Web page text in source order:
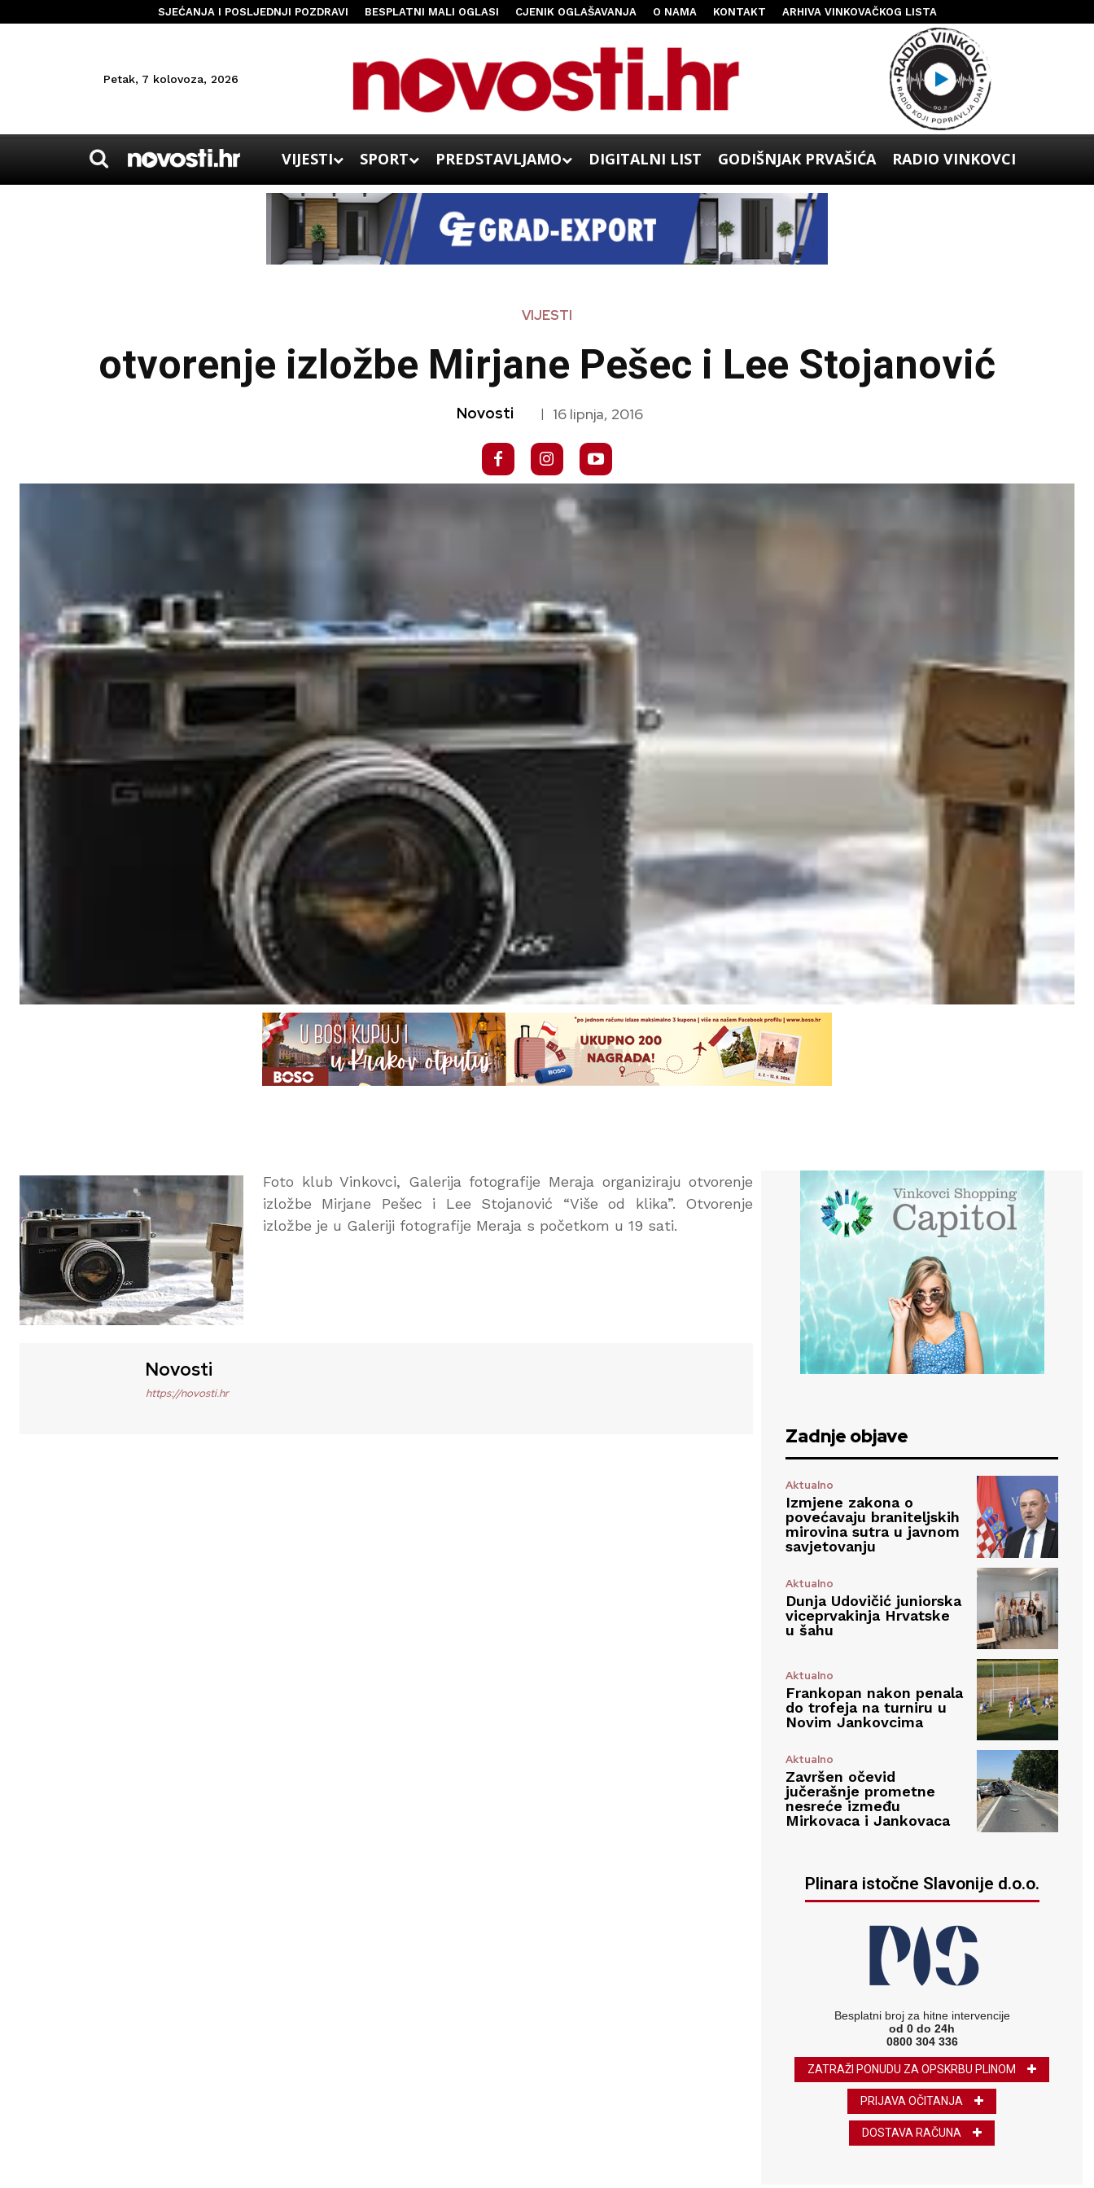
SJEĆANJA I POSLJEDNJI POZDRAVI BESPLATNI MALI OGLASI CJENIK OGLAŠAVANJA O NAMA KONTAKT ARHIVA VINKOVAČKOG LISTA
Petak, 7 kolovoza, 2026
VIJESTI SPORT PREDSTAVLJAMO DIGITALNI LIST GODIŠNJAK PRVAŠIĆA RADIO VINKOVCI
VIJESTI
otvorenje izložbe Mirjane Pešec i Lee Stojanović
Novosti | 16 lipnja, 2016
Foto klub Vinkovci, Galerija fotografije Meraja organiziraju otvorenje
izložbe Mirjane Pešec i Lee Stojanović “Više od klika”. Otvorenje
izložbe je u Galeriji fotografije Meraja s početkom u 19 sati.
Novosti
https://novosti.hr
Zadnje objave
Aktualno
Izmjene zakona o
povećavaju braniteljskih
mirovina sutra u javnom
savjetovanju
Aktualno
Dunja Udovičić juniorska
viceprvakinja Hrvatske
u šahu
Aktualno
Frankopan nakon penala
do trofeja na turniru u
Novim Jankovcima
Aktualno
Završen očevid
jučerašnje prometne
nesreće između
Mirkovaca i Jankovaca
Plinara istočne Slavonije d.o.o.
Besplatni broj za hitne intervencije
od 0 do 24h
0800 304 336
ZATRAŽI PONUDU ZA OPSKRBU PLINOM
PRIJAVA OČITANJA
DOSTAVA RAČUNA